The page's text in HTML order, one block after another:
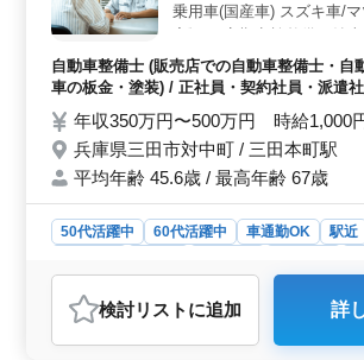
生もあり、働く楽しみを感じられる環境
す。
乗用車(国産車) スズキ車/
・部品の交換・取り付け・
シューティング時の整備業
・オーディオ・ナビ等の取
考》 ・社会保険完備 ・交
可能 ・週休二日制 まずは
わせください！ 皆様のご
ります！
自動車整備士 (販売店での自動車整備士・自
車の板金・塗装) / 正社員・契約社員・派遣
年収350万円〜500万円 時給1,000
兵庫県三田市対中町 / 三田本町駅
平均年齢 45.6歳 / 最高年齢 67歳
50代活躍中 60代活躍中 車通勤OK 駅近
おすすめポイント
＜駅チカ販売店での自動車整備士募集＞
にある販売店で、自動車整備士を募集し
検討リスト に追加 詳